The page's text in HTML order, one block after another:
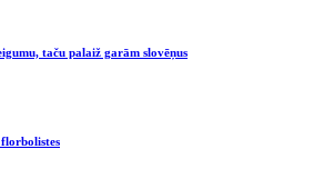
taču palaiž garām slovēņus